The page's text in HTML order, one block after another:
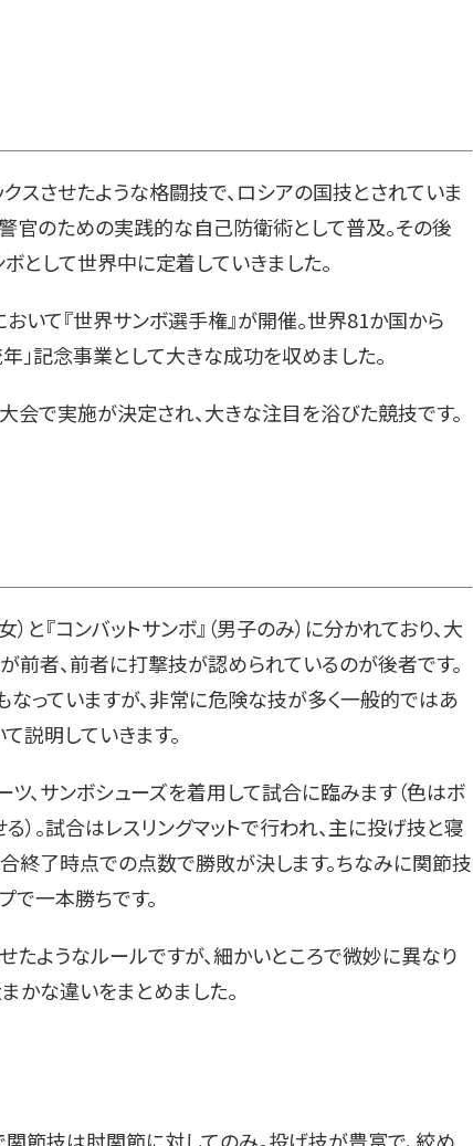
スさせたような格闘技で、ロシアの国技とされていま
官のための実践的な自己防衛術として普及。その後
として世界中に定着していきました。
て『世界サンボ選手権』が開催。世界81か国から
」記念事業として大きな成功を収めました。
会で実施が決定され、大きな注目を浴びた競技です。
と『コンバットサンボ』（男子のみ）に分かれており、大
者、前者に打撃技が認められているのが後者です。
っていますが、非常に危険な技が多く一般的ではあ
説明していきます。
、サンボシューズを着用して試合に臨みます（色はボ
）。試合はレスリングマットで行われ、主に投げ技と寝
終了時点での点数で勝敗が決します。ちなみに関節技
で一本勝ちです。
たようなルールですが、細かいところで微妙に異なり
かな違いをまとめました。